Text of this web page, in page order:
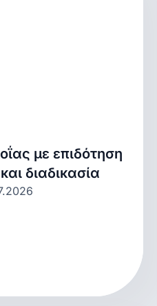
με επιδότηση
διαδικασία